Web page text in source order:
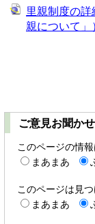
里親制度の
親について」
ご意見お聞か
このページの情
まあまあ
このページは見
まあまあ